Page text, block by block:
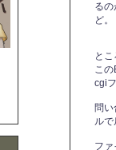
る
ど。
と
こ
cgi
問
ル
フ